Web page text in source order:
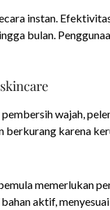
instan.
bulan.
wajah,
berkurang karena
memerlukan
aktif,